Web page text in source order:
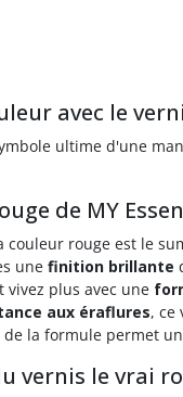
avec le
ultime d'une
de MY
couleur rouge est le
une finition brillante
vivez plus avec une
aux éraflures, ce
la formule permet
vernis le vrai